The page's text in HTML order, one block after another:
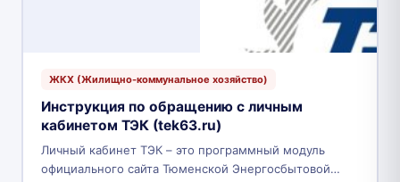
ЖКХ (Жилищно-коммунальное хозяйство)
Инструкция по обращению с личным
кабинетом ТЭК (tek63.ru)
Личный кабинет ТЭК – это программный модуль
официального сайта Тюменской Энергосбытовой